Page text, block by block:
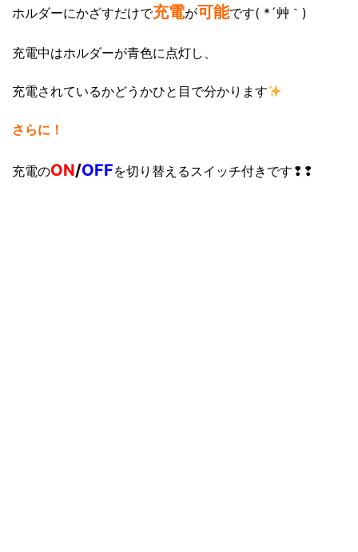
ホルダーにかざすだけで充電が可能です( *´艸｀)
充電中はホルダーが青色に点灯し、
充電されているかどうかひと目で分かります
さらに！
充電のON/OFFを切り替えるスイッチ付きです❢❢